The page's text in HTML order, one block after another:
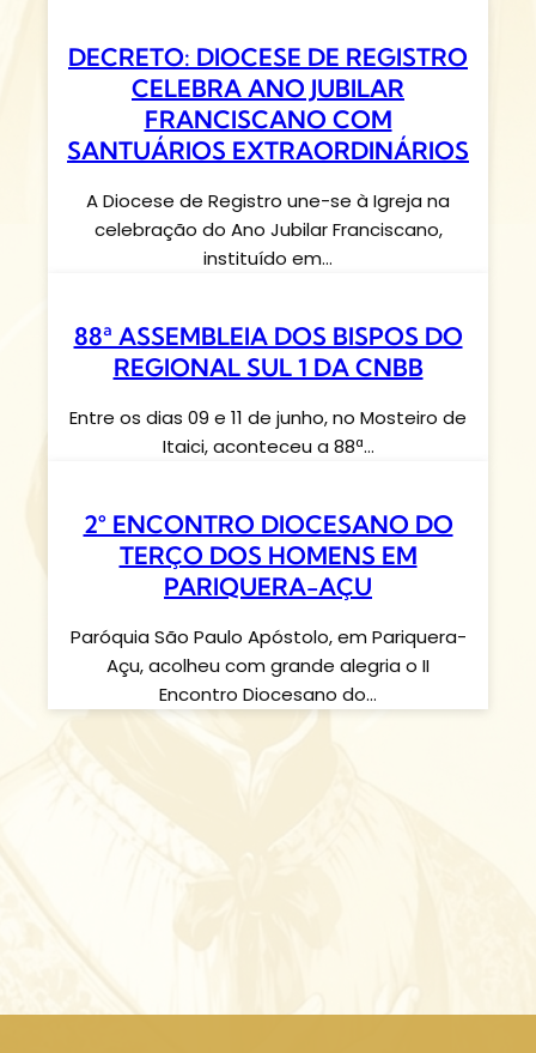
DECRETO: DIOCESE DE REGISTRO
CELEBRA ANO JUBILAR
FRANCISCANO COM
SANTUÁRIOS EXTRAORDINÁRIOS
A Diocese de Registro une-se à Igreja na
celebração do Ano Jubilar Franciscano,
instituído em…
88ª ASSEMBLEIA DOS BISPOS DO
REGIONAL SUL 1 DA CNBB
Entre os dias 09 e 11 de junho, no Mosteiro de
Itaici, aconteceu a 88ª…
2° ENCONTRO DIOCESANO DO
TERÇO DOS HOMENS EM
PARIQUERA-AÇU
Paróquia São Paulo Apóstolo, em Pariquera-
Açu, acolheu com grande alegria o II
Encontro Diocesano do…